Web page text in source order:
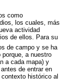
como
los cuales, más
actividad
de ellos. Para su
de campo y se ha
a nuestro
a cada mapa) y
de entrar en
histórico al